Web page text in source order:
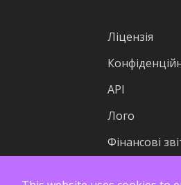
Ліцензія
API
Лого
Фінансові